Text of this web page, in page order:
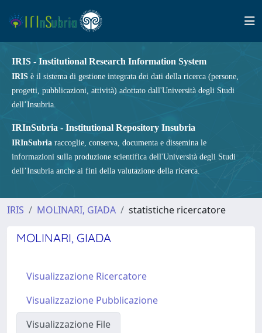
IRIS - Institutional Research Information System
IRIS è il sistema di gestione integrata dei dati della ricerca (persone,
progetti, pubblicazioni, attività) adottato dall'Università degli Studi
dell’Insubria.
IRInSubria - Institutional Repository Insubria
IRInSubria raccoglie, conserva, documenta e dissemina le
informazioni sulla produzione scientifica dell'Università degli Studi
dell’Insubria anche ai fini della valutazione della ricerca.
IRIS MOLINARI, GIADA statistiche ricercatore
MOLINARI, GIADA
Visualizzazione Ricercatore
Visualizzazione Pubblicazione
Visualizzazione File